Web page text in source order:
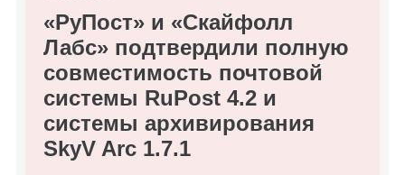
«РуПост» и «Скайфолл
Лабс» подтвердили полную
совместимость почтовой
системы RuPost 4.2 и
системы архивирования
SkyV Arc 1.7.1